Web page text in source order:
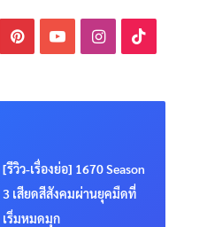
PinterestYouTubeInstagram
[รีวิว-เรื่องย่อ] 1670 Season
3 เสียดสีสังคมผ่านยุคมืดที่
เริ่มหมดมุก